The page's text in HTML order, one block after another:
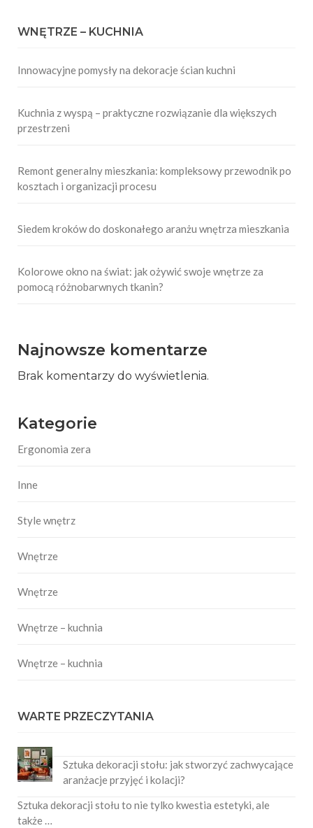
WNĘTRZE – KUCHNIA
Innowacyjne pomysły na dekoracje ścian kuchni
Kuchnia z wyspą – praktyczne rozwiązanie dla większych
przestrzeni
Remont generalny mieszkania: kompleksowy przewodnik po
kosztach i organizacji procesu
Siedem kroków do doskonałego aranżu wnętrza mieszkania
Kolorowe okno na świat: jak ożywić swoje wnętrze za
pomocą różnobarwnych tkanin?
Najnowsze komentarze
Brak komentarzy do wyświetlenia.
Kategorie
Ergonomia zera
Inne
Style wnętrz
Wnętrze
Wnętrze
Wnętrze – kuchnia
Wnętrze – kuchnia
WARTE PRZECZYTANIA
Sztuka dekoracji stołu: jak stworzyć zachwycające
aranżacje przyjęć i kolacji?
Sztuka dekoracji stołu to nie tylko kwestia estetyki, ale
także …